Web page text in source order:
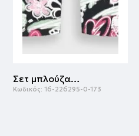
Σετ μπλούζα με κολάν | ΕΜΠΡΙΜΕ
Κωδικός: 16-226295-0-173